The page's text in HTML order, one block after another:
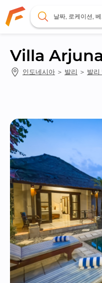
날짜, 로케이션,
Villa Arjuna
인도네시아 ＞ 발리 ＞ 발리